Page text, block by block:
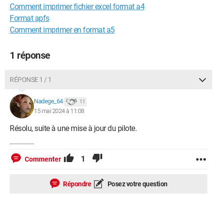
Comment imprimer fichier excel format a4
Format apfs
Comment imprimer en format a5
1 réponse
RÉPONSE 1 / 1
Nadege_64 11
15 mai 2024 à 11:08
Résolu, suite à une mise à jour du pilote.
Commenter 1
Répondre Posez votre question